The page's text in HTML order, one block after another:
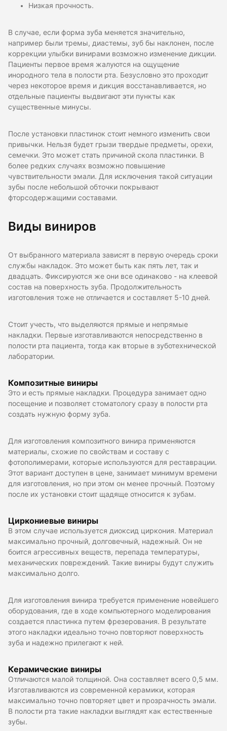
Низкая прочность.
В случае, если форма зуба меняется значительно,
например были тремы, диастемы, зуб бы наклонен, после
коррекции улыбки винирами возможно изменение дикции.
Пациенты первое время жалуются на ощущение
инородного тела в полости рта. Безусловно это проходит
через некоторое время и дикция восстанавливается, но
отдельные пациенты выдвигают эти пункты как
существенные минусы.
После установки пластинок стоит немного изменить свои
привычки. Нельзя будет грызи твердые предметы, орехи,
семечки. Это может стать причиной скола пластинки. В
более редких случаях возможно повышение
чувствительности эмали. Для исключения такой ситуации
зубы после небольшой обточки покрывают
фторсодержащими составами.
Виды виниров
От выбранного материала зависят в первую очередь сроки
службы накладок. Это может быть как пять лет, так и
двадцать. Фиксируются же они все одинаково - на клеевой
состав на поверхность зуба. Продолжительность
изготовления тоже не отличается и составляет 5-10 дней.
Стоит учесть, что выделяются прямые и непрямые
накладки. Первые изготавливаются непосредственно в
полости рта пациента, тогда как вторые в зуботехнической
лаборатории.
Композитные виниры
Это и есть прямые накладки. Процедура занимает одно
посещение и позволяет стоматологу сразу в полости рта
создать нужную форму зуба.
Для изготовления композитного винира применяются
материалы, схожие по свойствам и составу с
фотополимерами, которые используются для реставрации.
Этот вариант доступен в цене, занимает минимум времени
для изготовления, но при этом он менее прочный. Поэтому
после их установки стоит щадяще относится к зубам.
Циркониевые виниры
В этом случае используется диоксид циркония. Материал
максимально прочный, долговечный, надежный. Он не
боится агрессивных веществ, перепада температуры,
механических повреждений. Такие виниры будут служить
максимально долго.
Для изготовления винира требуется применение новейшего
оборудования, где в ходе компьютерного моделирования
создается пластинка путем фрезерования. В результате
этого накладки идеально точно повторяют поверхность
зуба и надежно прилегают к ней.
Керамические виниры
Отличаются малой толщиной. Она составляет всего 0,5 мм.
Изготавливаются из современной керамики, которая
максимально точно повторяет цвет и прозрачность эмали.
В полости рта такие накладки выглядят как естественные
зубы.